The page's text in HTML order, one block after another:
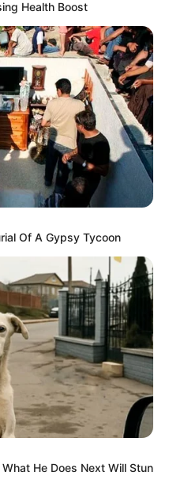
= DAI
du quinté du
Merci à Vous!
du jour en
Health Boost
Of A Gypsy Tycoon
He Does Next Will Stun